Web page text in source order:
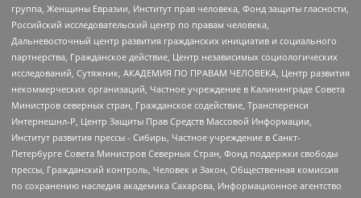
группа, Женщины Евразии, Институт прав человека, Фонд защиты гласности,
Российский исследовательский центр по правам человека,
Дальневосточный центр развития гражданских инициатив и социального
партнерства, Гражданское действие, Центр независимых социологических
исследований, Сутяжник, АКАДЕМИЯ ПО ПРАВАМ ЧЕЛОВЕКА, Центр развития
некоммерческих организаций, Частное учреждение в Калининграде Совета
Министров северных стран, Гражданское содействие, Трансперенси
Интернешнл-Р, Центр Защиты Прав Средств Массовой Информации,
Институт развития прессы - Сибирь, Частное учреждение в Санкт-
Петербурге Совета Министров Северных Стран, Фонд поддержки свободы
прессы, Гражданский контроль, Человек и Закон, Общественная комиссия
по сохранению наследия академика Сахарова, Информационное агентство